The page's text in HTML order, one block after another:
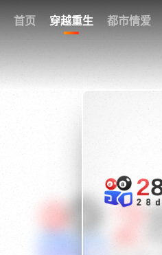
首页 穿越重生 都市情爱
我的观影记录